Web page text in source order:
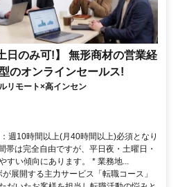
日のみ可!】 無形商材の営業経
のオンラインセールス!
リモート×高インセン
週10時間以上(月40時間以上)必須となり
帯は完全自由ですが、平日夜・土曜日・
すい傾向にあります。 * 業務地...
展開する主力サービス「転職コース」